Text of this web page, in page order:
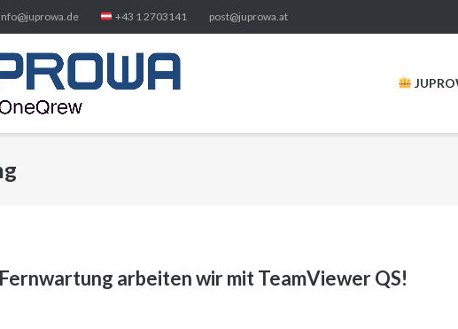
info@juprowa.de +43 1 2703141 post@juprowa.at
arbeiten wir mit TeamViewer QS!